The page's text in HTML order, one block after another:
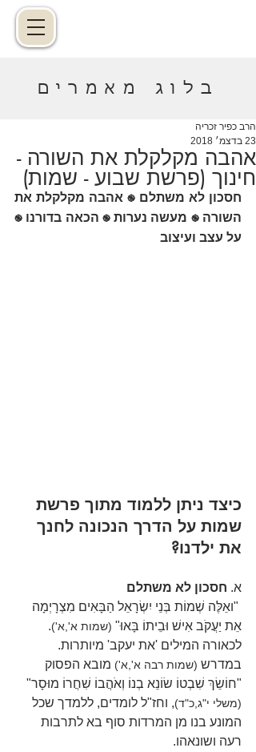
בלוג מאמרים
אהבה מקלקלת את השורה -
חינוך (פרשת שבוע - שמות)
הרב כפיר זכריה
23 בדצמ׳ 2018
חסכון לא משתלם ֎
השורה ֎ מעשה נערות ֎ הכאה בדורנו ֎
על עצב ועיצוב
כיצד ניתן ללמוד מתוך פרשת
שמות על הדרך הנכונה לחנך
את ילדנו?
א. חסכון לא משתלם
"ואֵלֶּה שְׁמוֹת בְּנֵי יִשְׂרָאֵל הַבָּאִים מִצְרָיְמָה
אֵת יַעֲקֹב אִישׁ וּבֵיתוֹ בָּאוּ" (שמות א',א').
לכאורה המילים 'את יעקב' מיותרות.
במדרש (שמות רבה א',א') מובא הפסוק
"חוֹשֵׂךְ שִׁבְטוֹ שׂוֹנֵא בְנוֹ וְאֹהֲבוֹ שִׁחֲרוֹ מוּסָר"
(משלי י"ג,כ"ד), וחז"ל לומדים, ללמדך שכל
המונע בנו מן המרדות סוף בא לתרבות
רעה ושונאהו.